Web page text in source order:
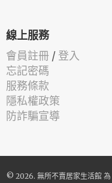
線上服務
會員註冊 / 登入
忘記密碼
服務條款
隱私權政策
防詐騙宣導
© 2026. 無所不賣居家生活館 為